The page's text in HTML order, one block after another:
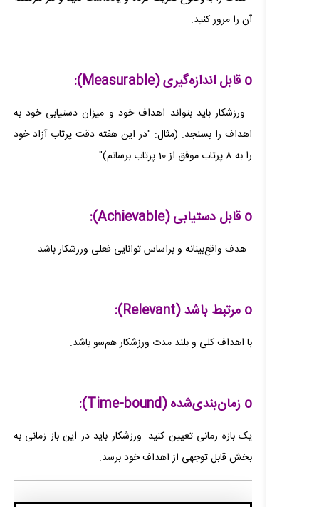
آن را مرور کنید.
o قابل اندازه‌گیری (Measurable):
ورزشکار باید بتواند اهداف خود و میزان دستیابی خود به
اهداف را بسنجد. (مثال: "در این هفته دقت پرتاب آزاد خود
را به 8 پرتاب موفق از 10 پرتاب برسانم)"
o قابل دستیابی (Achievable):
هدف واقع‌بینانه و براساس توانایی فعلی ورزشکار باشد.
o مرتبط باشد (Relevant):
با اهداف کلی و بلند مدت ورزشکار هم‌سو باشد.
o زمان‌بندی‌شده (Time-bound):
یک بازه زمانی تعیین کنید. ورزشکار باید در این باز زمانی به
بخش قابل توجهی از اهداف خود برسد.